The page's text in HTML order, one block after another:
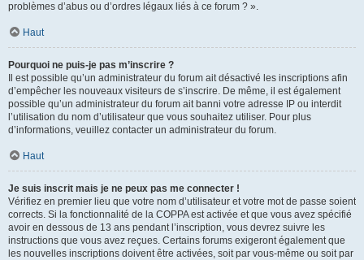
problèmes d’abus ou d’ordres légaux liés à ce forum ? ».
Haut
Pourquoi ne puis-je pas m’inscrire ?
Il est possible qu’un administrateur du forum ait désactivé les inscriptions afin
d’empêcher les nouveaux visiteurs de s’inscrire. De même, il est également
possible qu’un administrateur du forum ait banni votre adresse IP ou interdit
l’utilisation du nom d’utilisateur que vous souhaitez utiliser. Pour plus
d’informations, veuillez contacter un administrateur du forum.
Haut
Je suis inscrit mais je ne peux pas me connecter !
Vérifiez en premier lieu que votre nom d’utilisateur et votre mot de passe soient
corrects. Si la fonctionnalité de la COPPA est activée et que vous avez spécifié
avoir en dessous de 13 ans pendant l’inscription, vous devrez suivre les
instructions que vous avez reçues. Certains forums exigeront également que
les nouvelles inscriptions doivent être activées, soit par vous-même ou soit par